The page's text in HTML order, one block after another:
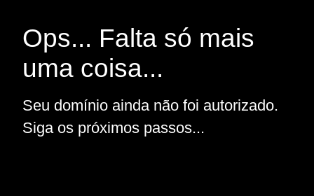
Ops... Falta só mais
uma coisa...
Seu domínio ainda não foi autorizado.
Siga os próximos passos...